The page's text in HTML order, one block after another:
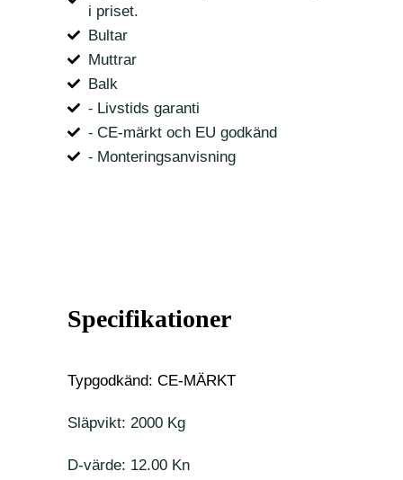
i priset.
Bultar
Muttrar
Balk
⁃ Livstids garanti
⁃ CE-märkt och EU godkänd
⁃ Monteringsanvisning
Specifikationer
Typgodkänd: CE-MÄRKT
Släpvikt: 2000 Kg
D-värde: 12.00 Kn